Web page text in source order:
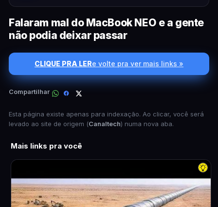
Falaram mal do MacBook NEO e a gente
não podia deixar passar
CLIQUE PRA LERe volte pra ver mais links »
Compartilhar
Esta página existe apenas para indexação. Ao clicar, você será
levado ao site de origem (Canaltech) numa nova aba.
Mais links pra você